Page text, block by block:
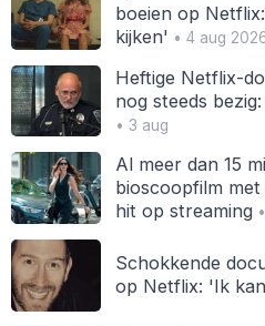
boeien op
kijken' • 4 aug
Heftige Netflix-
nog steeds
• 3 aug
Al meer dan 15
bioscoopfilm
hit op streaming•
Schokkende
op Netflix: 'Ik